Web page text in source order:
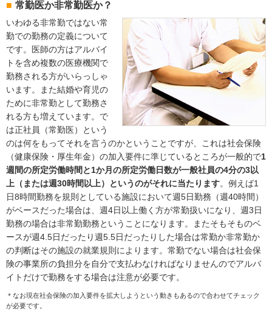
常勤医か非常勤医か？
いわゆる非常勤ではない常
勤での勤務の定義について
です。医師の方はアルバイ
トを含め複数の医療機関で
勤務される方がいらっしゃ
います。また結婚や育児の
ために非常勤として勤務さ
れる方も増えています。で
は正社員（常勤医）という
のは何をもってそれを言うのかということですが、これは社会保険
（健康保険・厚生年金）の加入要件に準じているところが一般的で1
週間の所定労働時間と1か月の所定労働日数が一般社員の4分の3以
上（または週30時間以上）というのがそれに当たります。例えば1
日8時間勤務を規則としている施設において週5日勤務（週40時間）
がベースだった場合は、週4日以上働く方が常勤扱いになり、週3日
勤務の場合は非常勤勤務ということになります。またそもそものベ
ースが週4.5日だったり週5.5日だったりした場合は常勤か非常勤か
の判断はその施設の就業規則によります。常勤でない場合は社会保
険の事業所の負担分を自分で支払わなければなりませんのでアルバ
イトだけで勤務をする場合は注意が必要です。
＊なお現在社会保険の加入要件を拡大しようという動きもあるので合わせてチェック
が必要です。